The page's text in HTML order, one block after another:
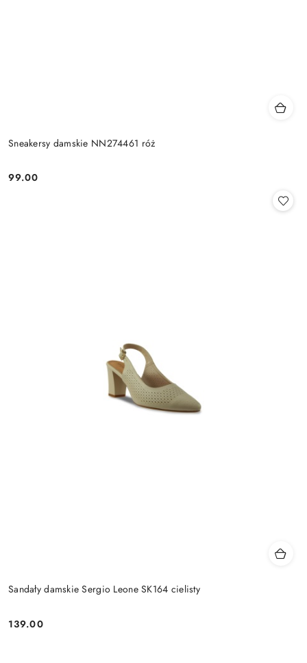
Sneakersy damskie NN274461 róż
Cena:
99.00
Sandały damskie Sergio Leone SK164 cielisty
Cena:
139.00